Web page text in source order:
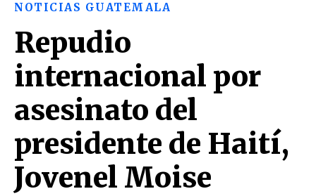
NOTICIAS GUATEMALA
Repudio
internacional por
asesinato del
presidente de Haití,
Jovenel Moise